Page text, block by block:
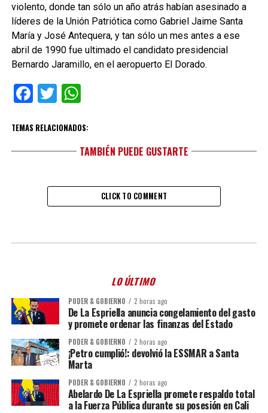
violento, donde tan sólo un año atrás habían asesinado a
líderes de la Unión Patriótica como Gabriel Jaime Santa
María y José Antequera, y tan sólo un mes antes a ese
abril de 1990 fue ultimado el candidato presidencial
Bernardo Jaramillo, en el aeropuerto El Dorado.
Facebook
TwitterWhatsApp
TEMAS RELACIONADOS:
TAMBIÉN PUEDE GUSTARTE
CLICK TO COMMENT
LO ÚLTIMO
PODER & GOBIERNO 2 horas ago
De La Espriella anuncia congelamiento del gasto
y promete ordenar las finanzas del Estado
PODER & GOBIERNO 2 horas ago
¡Petro cumplió!: devolvió la ESSMAR a Santa
Marta
PODER & GOBIERNO 2 horas ago
Abelardo De La Espriella promete respaldo total
a la Fuerza Pública durante su posesión en Cali